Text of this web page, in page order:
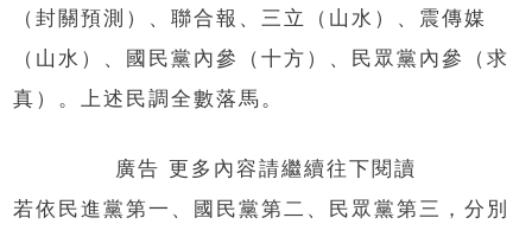
（封關預測）、聯合報、三立（山水）、震傳媒
（山水）、國民黨內參（十方）、民眾黨內參（求
真）。上述民調全數落馬。
廣告 更多內容請繼續往下閱讀
若依民進黨第一、國民黨第二、民眾黨第三，分別